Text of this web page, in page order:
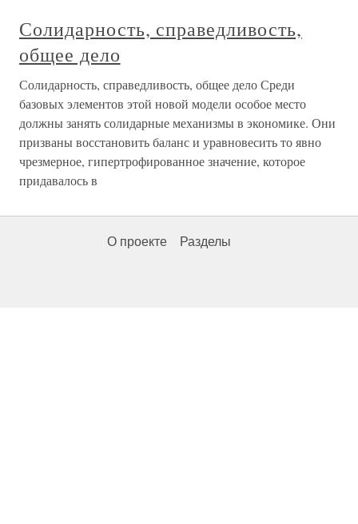
Солидарность, справедливость,
общее дело
Солидарность, справедливость, общее дело Среди
базовых элементов этой новой модели особое место
должны занять солидарные механизмы в экономике. Они
призваны восстановить баланс и уравновесить то явно
чрезмерное, гипертрофированное значение, которое
придавалось в
О проекте Разделы